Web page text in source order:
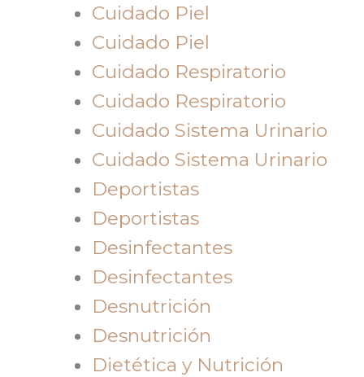
Cuidado Piel
Cuidado Piel
Cuidado Respiratorio
Cuidado Respiratorio
Cuidado Sistema Urinario
Cuidado Sistema Urinario
Deportistas
Deportistas
Desinfectantes
Desinfectantes
Desnutrición
Desnutrición
Dietética y Nutrición